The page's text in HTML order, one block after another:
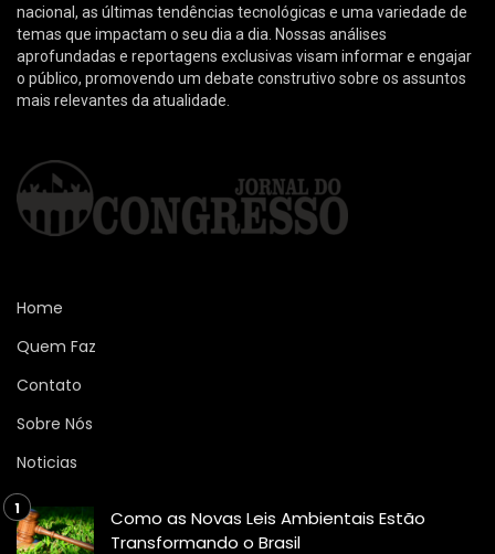
nacional, as últimas tendências tecnológicas e uma variedade de
temas que impactam o seu dia a dia. Nossas análises
aprofundadas e reportagens exclusivas visam informar e engajar
o público, promovendo um debate construtivo sobre os assuntos
mais relevantes da atualidade.
Home
Quem Faz
Contato
Sobre Nós
Noticias
Como as Novas Leis Ambientais Estão
Transformando o Brasil